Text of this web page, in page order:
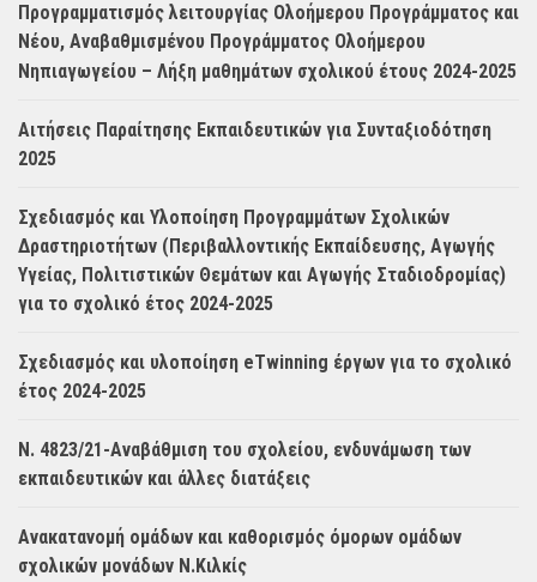
Προγραμματισμός λειτουργίας Ολοήμερου Προγράμματος και
Νέου, Αναβαθμισμένου Προγράμματος Ολοήμερου
Νηπιαγωγείου – Λήξη μαθημάτων σχολικού έτους 2024-2025
Αιτήσεις Παραίτησης Εκπαιδευτικών για Συνταξιοδότηση
2025
Σχεδιασμός και Υλοποίηση Προγραμμάτων Σχολικών
Δραστηριοτήτων (Περιβαλλοντικής Εκπαίδευσης, Αγωγής
Υγείας, Πολιτιστικών Θεμάτων και Αγωγής Σταδιοδρομίας)
για το σχολικό έτος 2024-2025
Σχεδιασμός και υλοποίηση eTwinning έργων για το σχολικό
έτος 2024-2025
Ν. 4823/21-Αναβάθμιση του σχολείου, ενδυνάμωση των
εκπαιδευτικών και άλλες διατάξεις
Ανακατανομή ομάδων και καθορισμός όμορων ομάδων
σχολικών μονάδων Ν.Κιλκίς